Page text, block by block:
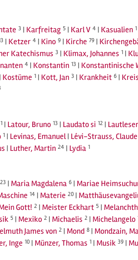
3 | Karfreitag 5 | Karl V 4 | Kasualien 1
| Ketzer 4 | Kino 9 | Kirche 79 |
Katechismus 3 | Klimax, Johannes 1 |
4 | Konstantin 13 | Konstantinische
| Kostüme 1 | Kott, Jan 3 | Krankheit 6 | Kreis
1 | Latour, Bruno 13 | Laudato si 12 |
1 | Levinas, Emanuel| Lévi-Strauss, Claude
| Luther, Martin 24 | Lydia 1
23 | Maria Magdalena 6 | Mariae
14 | Materie 20 |
Gott! 2 | Meister Eckhart 5 |
5 | Mexiko 2 | Michaelis 2 | Michelangelo
James von 2 | Mond 8 | Mondzain,
Inge 10 | Münzer, Thomas 1 | Musik 39 |